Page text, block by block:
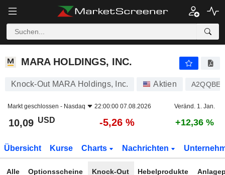
MARA HOLDINGS, INC.
MARA HOLDINGS, INC.
Knock-Out MARA Holdings, Inc. Aktien A2QQBE
Markt geschlossen - Nasdaq 22:00:00 07.08.2026 Veränd. 1. Jan.
10,09 USD -5,26 % +12,36 %
Übersicht Kurse Charts Nachrichten
Alle Optionsscheine Knock-Out Hebelprodukte